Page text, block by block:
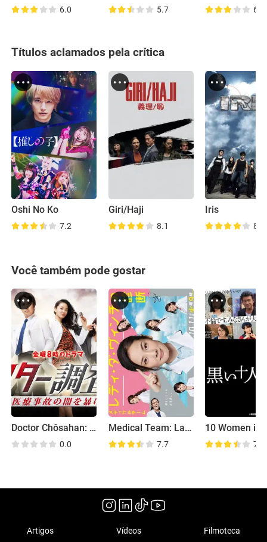
6.0 5.7 6.2
Títulos aclamados pela crítica
Oshi No Ko
7.2
Giri/Haji
8.1
Iris
8.3
Você também pode gostar
Doctor Chôsahan: Iryô Jiko no Yami wo Abake
0.0
Medical Team: Lady Da Vinci no Shindan
7.7
10 Women in
7.8
Artigos Vídeos Filmoteca